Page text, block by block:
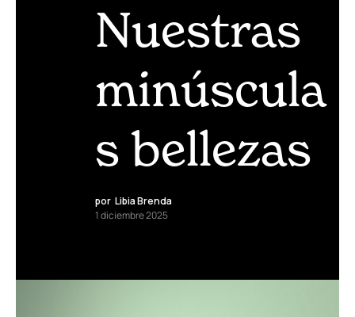
Nuestras
minúscula
s bellezas
por Libia Brenda
1 diciembre 2025